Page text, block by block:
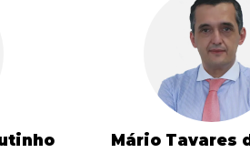
Mário Tavares